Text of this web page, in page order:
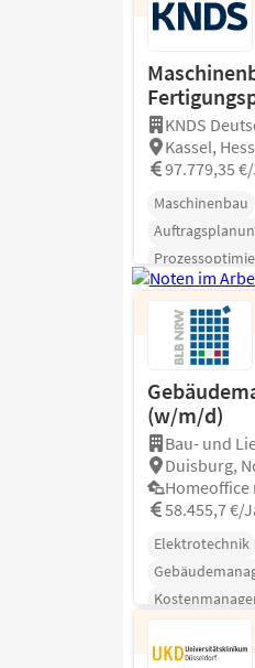
KNDS
Kassel,
97.779,35
Maschinenbau
(w/m/d)
Bau- und
Duisburg,
Homeoffice
58.455,7 €/
Elektrotechnik